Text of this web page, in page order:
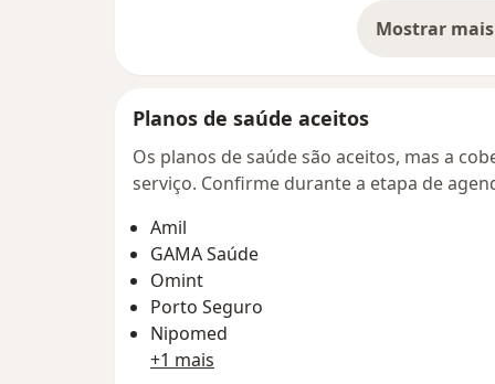
Mostrar
Planos de saúde aceitos
Os planos de saúde são aceitos, mas a
serviço. Confirme durante a etapa de
Amil
GAMA Saúde
Omint
Porto Seguro
Nipomed
+1 mais